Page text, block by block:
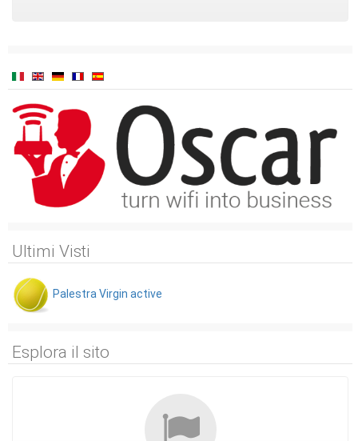
Ultimi Visti
Palestra Virgin active
Esplora il sito